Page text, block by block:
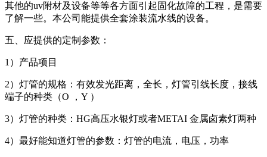
其他的uv附材及设备等等各方面引起固化故障的工程，是需要
了解一些。本公司能提供全套涂装流水线的设备。
五、应提供的定制参数：
1）产品项目
2）灯管的规格：有效发光距离，全长，灯管引线长度，接线
端子的种类（O ，Y ）
3）灯管的种类：HG高压水银灯或者METAI 金属卤素灯两种
4）最好能知道灯管的参数：灯管的电流，电压，功率